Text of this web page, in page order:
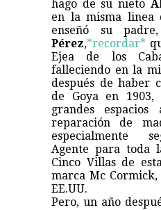
hago de su nieto
en la misma linea
enseñó su
Pérez,*recordar*
Ejea de los
falleciendo en la
después de haber
de Goya en
grandes
reparación de
especialmente
Agente para toda
Cinco Villas de
marca Mc
EE.UU.
Pero, un año